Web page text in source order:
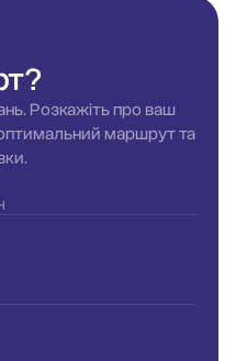
Розкажіть про ваш
маршрут та